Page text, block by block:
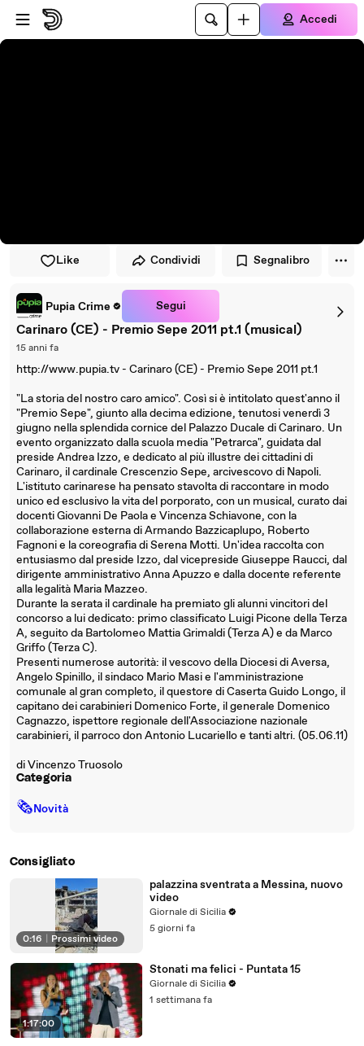
Vai al lettore
Passa al contenuto principale
Accedi
Like Condividi Segnalibro
Pupia Crime Segui
Carinaro (CE) - Premio Sepe 2011 pt.1 (musical)
15 anni fa
http://www.pupia.tv - Carinaro (CE) - Premio Sepe 2011 pt.1
"La storia del nostro caro amico". Così si è intitolato quest'anno il
"Premio Sepe", giunto alla decima edizione, tenutosi venerdì 3
giugno nella splendida cornice del Palazzo Ducale di Carinaro. Un
evento organizzato dalla scuola media "Petrarca", guidata dal
preside Andrea Izzo, e dedicato al più illustre dei cittadini di
Carinaro, il cardinale Crescenzio Sepe, arcivescovo di Napoli.
L'istituto carinarese ha pensato stavolta di raccontare in modo
unico ed esclusivo la vita del porporato, con un musical, curato dai
docenti Giovanni De Paola e Vincenza Schiavone, con la
collaborazione esterna di Armando Bazzicaplupo, Roberto
Fagnoni e la coreografia di Serena Motti. Un'idea raccolta con
entusiasmo dal preside Izzo, dal vicepreside Giuseppe Raucci, dal
dirigente amministrativo Anna Apuzzo e dalla docente referente
alla legalità Maria Mazzeo.
Durante la serata il cardinale ha premiato gli alunni vincitori del
concorso a lui dedicato: primo classificato Luigi Picone della Terza
A, seguito da Bartolomeo Mattia Grimaldi (Terza A) e da Marco
Griffo (Terza C).
Presenti numerose autorità: il vescovo della Diocesi di Aversa,
Angelo Spinillo, il sindaco Mario Masi e l'amministrazione
comunale al gran completo, il questore di Caserta Guido Longo, il
capitano dei carabinieri Domenico Forte, il generale Domenico
Cagnazzo, ispettore regionale dell'Associazione nazionale
carabinieri, il parroco don Antonio Lucariello e tanti altri. (05.06.11)
di Vincenzo Truosolo
Categoria
🗞Novità
Consigliato
0:16 Prossimi video
palazzina sventrata a Messina, nuovo
video
Giornale di Sicilia
5 giorni fa
1:17:00
Stonati ma felici - Puntata 15
Giornale di Sicilia
1 settimana fa